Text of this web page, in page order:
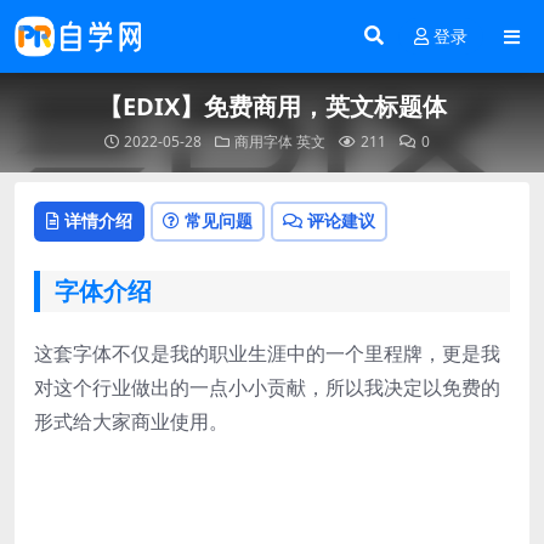
登录
【EDIX】免费商用，英文标题体
2022-05-28 商用字体英文 211 0
详情介绍 常见问题 评论建议
字体介绍
这套字体不仅是我的职业生涯中的一个里程牌，更是我
对这个行业做出的一点小小贡献，所以我决定以免费的
形式给大家商业使用。